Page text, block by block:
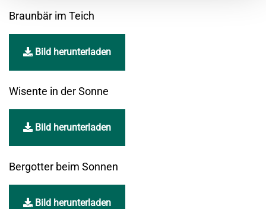
Braunbär im Teich
Bild herunterladen
Wisente in der Sonne
Bild herunterladen
Bergotter beim Sonnen
Bild herunterladen